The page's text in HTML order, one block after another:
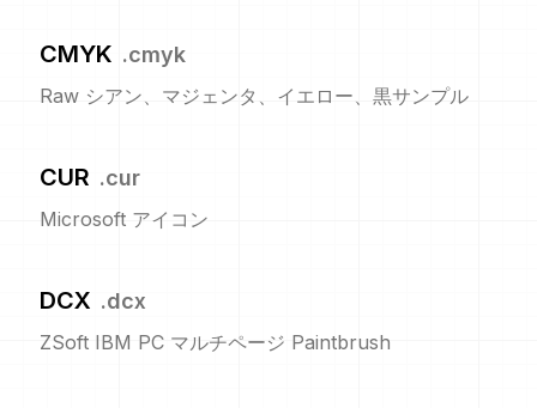
CMYK .cmyk
Raw シアン、マジェンタ、イエロー、黒サンプル
CUR .cur
Microsoft アイコン
DCX .dcx
ZSoft IBM PC マルチページ Paintbrush